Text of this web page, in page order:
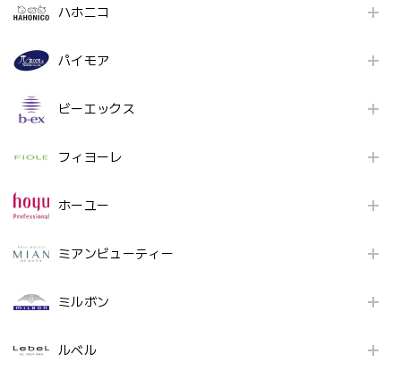
ハホニコ
パイモア
ビーエックス
フィヨーレ
ホーユー
ミアンビューティー
ミルボン
ルベル